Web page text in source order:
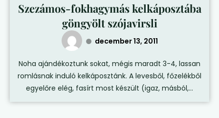
Szezámos-fokhagymás kelkáposztába
göngyölt szójavirsli
december 13, 2011
Noha ajándékoztunk sokat, mégis maradt 3-4, lassan
romlásnak induló kelkáposztánk. A levesből, főzelékből
egyelőre elég, fasírt most készült (igaz, másból,...